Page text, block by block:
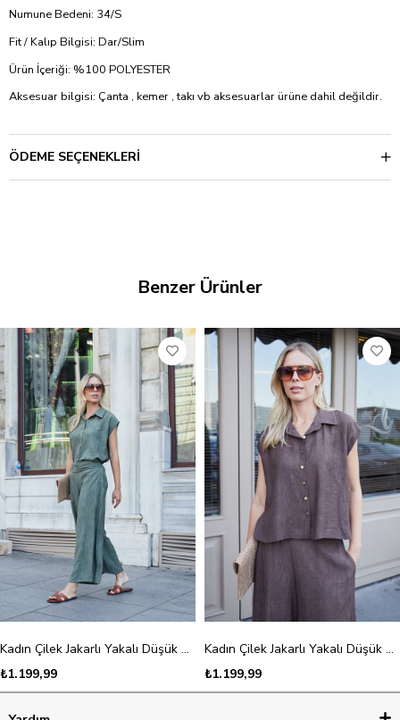
Numune Bedeni: 34/S
Fit / Kalıp Bilgisi: Dar/Slim
Ürün İçeriği: %100 POLYESTER
Aksesuar bilgisi: Çanta , kemer , takı vb aksesuarlar ürüne dahil değildir.
ÖDEME SEÇENEKLERI
Benzer Ürünler
Kadın Çilek Jakarlı Yakalı Düşük Omuzlu Salaş Gömlek-Haki Çiçek
₺1.199,99
Kadın Çilek Jakarlı Yakalı Düşük Omuzlu Salaş Gömlek-Kahve Çiçek
₺1.199,99